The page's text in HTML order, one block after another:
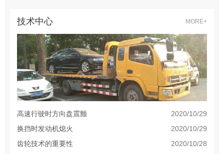
技术中心 MORE+
2020/10/29
高速行驶时方向盘震颤
2020/10/29
换挡时发动机熄火
2020/10/28
齿轮技术的重要性